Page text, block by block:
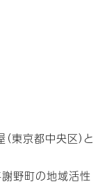
東京都中央区）と
謝野町の地域活性